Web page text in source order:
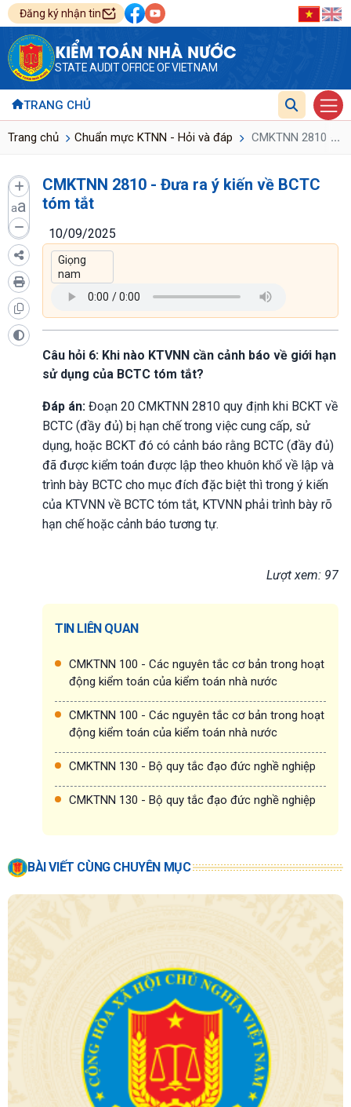
Đăng ký nhận tin
KIỂM TOÁN NHÀ NƯỚC
STATE AUDIT OFFICE OF VIETNAM
TRANG CHỦ
Trang chủ Chuẩn mực KTNN - Hỏi và đáp CMKTNN 2810 -...
aa
CMKTNN 2810 - Đưa ra ý kiến về BCTC
tóm tắt
10/09/2025
Câu hỏi 6: Khi nào KTVNN cần cảnh báo về giới hạn
sử dụng của BCTC tóm tắt?
Đáp án: Đoạn 20 CMKTNN 2810 quy định khi BCKT về
BCTC (đầy đủ) bị hạn chế trong việc cung cấp, sử
dụng, hoặc BCKT đó có cảnh báo rằng BCTC (đầy đủ)
đã được kiểm toán được lập theo khuôn khổ về lập và
trình bày BCTC cho mục đích đặc biệt thì trong ý kiến
của KTVNN về BCTC tóm tắt, KTVNN phải trình bày rõ
hạn chế hoặc cảnh báo tương tự.
Lượt xem: 97
TIN LIÊN QUAN
CMKTNN 100 - Các nguyên tắc cơ bản trong hoạt
động kiểm toán của kiểm toán nhà nước
CMKTNN 100 - Các nguyên tắc cơ bản trong hoạt
động kiểm toán của kiểm toán nhà nước
CMKTNN 130 - Bộ quy tắc đạo đức nghề nghiệp
CMKTNN 130 - Bộ quy tắc đạo đức nghề nghiệp
BÀI VIẾT CÙNG CHUYÊN MỤC